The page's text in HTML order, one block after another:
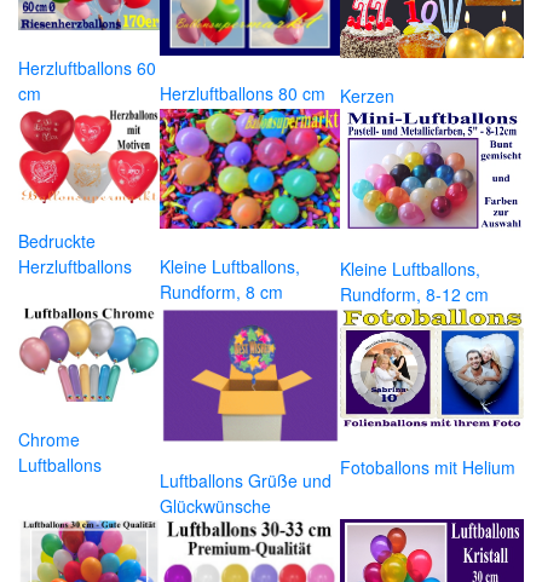
Herzluftballons 60
cm
Herzluftballons 80 cm Kerzen
Bedruckte
Herzluftballons
Kleine Luftballons,
Rundform, 8 cm
Kleine Luftballons,
Rundform, 8-12 cm
Chrome
Luftballons
Luftballons Grüße und
Glückwünsche
Fotoballons mit Helium